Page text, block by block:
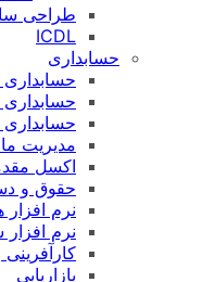
طراحی
ICDL
حسابداری
حسابداری
مدیریت
اکسل
حقوق و
نرم افزار
نرم افزار
بازاریابی